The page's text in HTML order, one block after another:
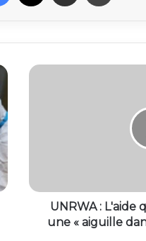
UNRWA : L'aide
une « aiguille